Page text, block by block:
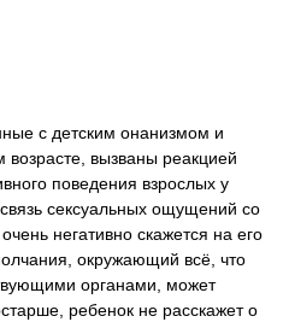
с детским онанизмом и
вызваны реакцией
поведения взрослых у
сексуальных ощущений со
негативно скажется на его
окружающий всё, что
органами, может
ребенок не расскажет о